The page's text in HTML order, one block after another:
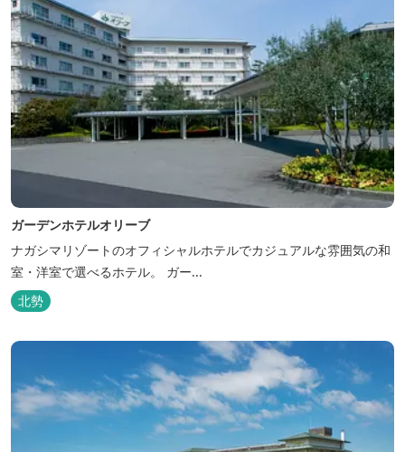
ガーデンホテルオリーブ
ナガシマリゾートのオフィシャルホテルでカジュアルな雰囲気の和
室・洋室で選べるホテル。 ガー...
北勢